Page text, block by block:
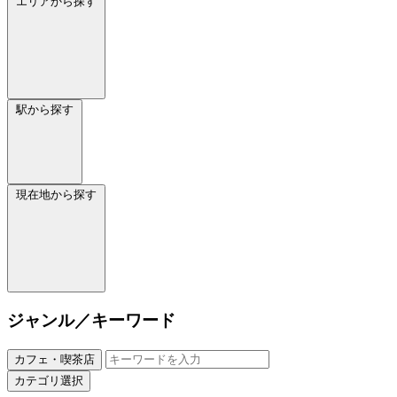
駅から探す
現在地から探す
ジャンル／キーワード
カフェ・喫茶店
カテゴリ選択